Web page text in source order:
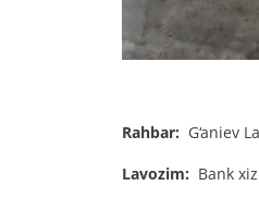
Rahbar: G‘aniev
Lavozim: Bank